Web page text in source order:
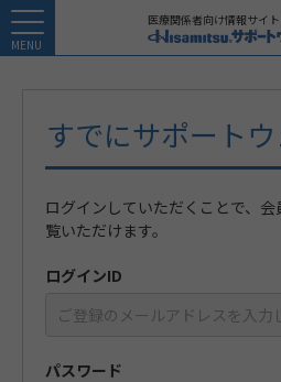
MENU
医療関係者向け情報サイト
すでにサポート
ログインしていただくことで、
覧いただけます。
ログインID
パスワード